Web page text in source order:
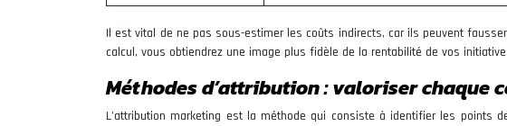
Il est vital de ne pas sous-estimer les coûts indirects, car ils peuvent
calcul, vous obtiendrez une image plus fidèle de la rentabilité de vos
Méthodes d’attribution : valoriser chaque
L’attribution marketing est la méthode qui consiste à identifier les points